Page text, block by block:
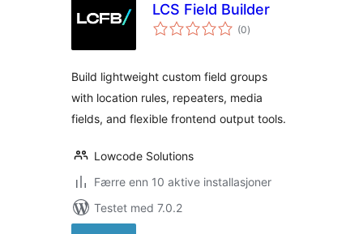
LCS Field Builder
(0totale
vurderinger
)
Build lightweight custom field groups
with location rules, repeaters, media
fields, and flexible frontend output tools.
Lowcode Solutions
Færre enn 10 aktive installasjoner
Testet med 7.0.2